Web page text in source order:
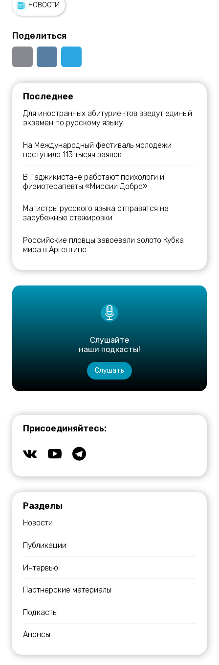
НОВОСТИ
Поделиться
Последнее
Для иностранных абитуриентов введут единый
экзамен по русскому языку
На Международный фестиваль молодёжи
поступило 113 тысяч заявок
В Таджикистане работают психологи и
физиотерапевты «Миссии Добро»
Магистры русского языка отправятся на
зарубежные стажировки
Российские пловцы завоевали золото Кубка
мира в Аргентине
Слушайте
наши подкасты!
Слушать
Присоединяйтесь:
Разделы
Новости
Публикации
Интервью
Партнерские материалы
Подкасты
Анонсы